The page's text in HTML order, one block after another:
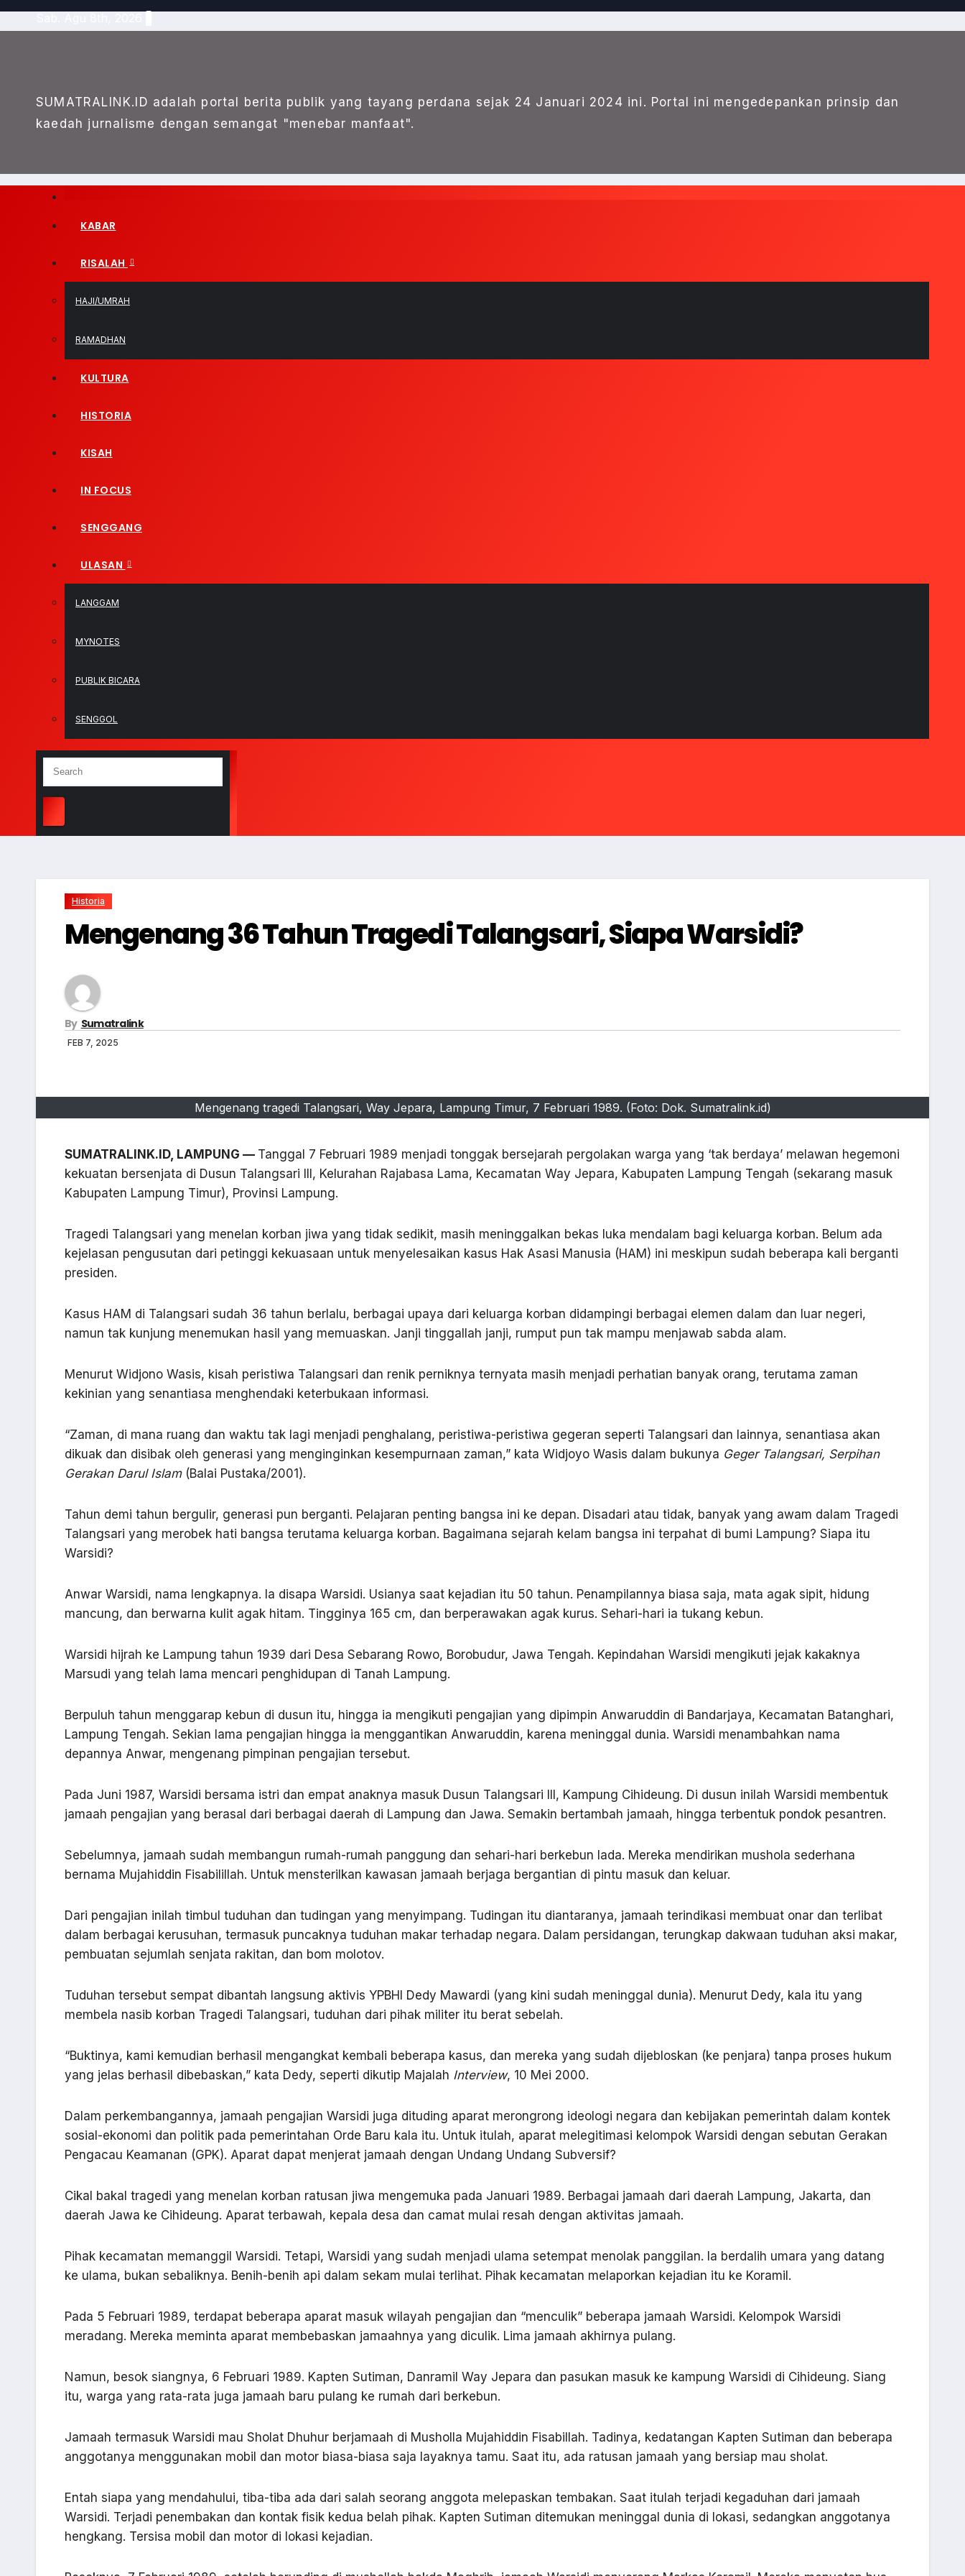
Skip
to
SUMATRALINK.ID adalah portal berita publik yang tayang perdana sejak 24 Januari 2024 ini. Portal ini mengedepankan prinsip dan
kaedah jurnalisme dengan semangat "menebar manfaat".
KABAR
RISALAH
HAJI/UMRAH
RAMADHAN
KULTURA
HISTORIA
KISAH
IN FOCUS
SENGGANG
ULASAN
LANGGAM
MYNOTES
PUBLIK BICARA
SENGGOL
Historia
Mengenang 36 Tahun Tragedi Talangsari, Siapa Warsidi?
By Sumatralink
FEB 7, 2025
Mengenang tragedi Talangsari, Way Jepara, Lampung Timur, 7 Februari 1989. (Foto: Dok. Sumatralink.id)
SUMATRALINK.ID, LAMPUNG — Tanggal 7 Februari 1989 menjadi tonggak bersejarah pergolakan warga yang ‘tak berdaya’ melawan hegemoni
kekuatan bersenjata di Dusun Talangsari III, Kelurahan Rajabasa Lama, Kecamatan Way Jepara, Kabupaten Lampung Tengah (sekarang masuk
Kabupaten Lampung Timur), Provinsi Lampung.
Tragedi Talangsari yang menelan korban jiwa yang tidak sedikit, masih meninggalkan bekas luka mendalam bagi keluarga korban. Belum ada
kejelasan pengusutan dari petinggi kekuasaan untuk menyelesaikan kasus Hak Asasi Manusia (HAM) ini meskipun sudah beberapa kali berganti
presiden.
Kasus HAM di Talangsari sudah 36 tahun berlalu, berbagai upaya dari keluarga korban didampingi berbagai elemen dalam dan luar negeri,
namun tak kunjung menemukan hasil yang memuaskan. Janji tinggallah janji, rumput pun tak mampu menjawab sabda alam.
Menurut Widjono Wasis, kisah peristiwa Talangsari dan renik perniknya ternyata masih menjadi perhatian banyak orang, terutama zaman
kekinian yang senantiasa menghendaki keterbukaan informasi.
“Zaman, di mana ruang dan waktu tak lagi menjadi penghalang, peristiwa-peristiwa gegeran seperti Talangsari dan lainnya, senantiasa akan
dikuak dan disibak oleh generasi yang menginginkan kesempurnaan zaman,” kata Widjoyo Wasis dalam bukunya Geger Talangsari, Serpihan
Gerakan Darul Islam(Balai Pustaka/2001).
Tahun demi tahun bergulir, generasi pun berganti. Pelajaran penting bangsa ini ke depan. Disadari atau tidak, banyak yang awam dalam Tragedi
Talangsari yang merobek hati bangsa terutama keluarga korban. Bagaimana sejarah kelam bangsa ini terpahat di bumi Lampung? Siapa itu
Warsidi?
Anwar Warsidi, nama lengkapnya. Ia disapa Warsidi. Usianya saat kejadian itu 50 tahun. Penampilannya biasa saja, mata agak sipit, hidung
mancung, dan berwarna kulit agak hitam. Tingginya 165 cm, dan berperawakan agak kurus. Sehari-hari ia tukang kebun.
Warsidi hijrah ke Lampung tahun 1939 dari Desa Sebarang Rowo, Borobudur, Jawa Tengah. Kepindahan Warsidi mengikuti jejak kakaknya
Marsudi yang telah lama mencari penghidupan di Tanah Lampung.
Berpuluh tahun menggarap kebun di dusun itu, hingga ia mengikuti pengajian yang dipimpin Anwaruddin di Bandarjaya, Kecamatan Batanghari,
Lampung Tengah. Sekian lama pengajian hingga ia menggantikan Anwaruddin, karena meninggal dunia. Warsidi menambahkan nama
depannya Anwar, mengenang pimpinan pengajian tersebut.
Pada Juni 1987, Warsidi bersama istri dan empat anaknya masuk Dusun Talangsari III, Kampung Cihideung. Di dusun inilah Warsidi membentuk
jamaah pengajian yang berasal dari berbagai daerah di Lampung dan Jawa. Semakin bertambah jamaah, hingga terbentuk pondok pesantren.
Sebelumnya, jamaah sudah membangun rumah-rumah panggung dan sehari-hari berkebun lada. Mereka mendirikan mushola sederhana
bernama Mujahiddin Fisabilillah. Untuk mensterilkan kawasan jamaah berjaga bergantian di pintu masuk dan keluar.
Dari pengajian inilah timbul tuduhan dan tudingan yang menyimpang. Tudingan itu diantaranya, jamaah terindikasi membuat onar dan terlibat
dalam berbagai kerusuhan, termasuk puncaknya tuduhan makar terhadap negara. Dalam persidangan, terungkap dakwaan tuduhan aksi makar,
pembuatan sejumlah senjata rakitan, dan bom molotov.
Tuduhan tersebut sempat dibantah langsung aktivis YPBHI Dedy Mawardi (yang kini sudah meninggal dunia). Menurut Dedy, kala itu yang
membela nasib korban Tragedi Talangsari, tuduhan dari pihak militer itu berat sebelah.
“Buktinya, kami kemudian berhasil mengangkat kembali beberapa kasus, dan mereka yang sudah dijebloskan (ke penjara) tanpa proses hukum
yang jelas berhasil dibebaskan,” kata Dedy, seperti dikutip Majalah Interview, 10 Mei 2000.
Dalam perkembangannya, jamaah pengajian Warsidi juga dituding aparat merongrong ideologi negara dan kebijakan pemerintah dalam kontek
sosial-ekonomi dan politik pada pemerintahan Orde Baru kala itu. Untuk itulah, aparat melegitimasi kelompok Warsidi dengan sebutan Gerakan
Pengacau Keamanan (GPK). Aparat dapat menjerat jamaah dengan Undang Undang Subversif?
Cikal bakal tragedi yang menelan korban ratusan jiwa mengemuka pada Januari 1989. Berbagai jamaah dari daerah Lampung, Jakarta, dan
daerah Jawa ke Cihideung. Aparat terbawah, kepala desa dan camat mulai resah dengan aktivitas jamaah.
Pihak kecamatan memanggil Warsidi. Tetapi, Warsidi yang sudah menjadi ulama setempat menolak panggilan. Ia berdalih umara yang datang
ke ulama, bukan sebaliknya. Benih-benih api dalam sekam mulai terlihat. Pihak kecamatan melaporkan kejadian itu ke Koramil.
Pada 5 Februari 1989, terdapat beberapa aparat masuk wilayah pengajian dan “menculik” beberapa jamaah Warsidi. Kelompok Warsidi
meradang. Mereka meminta aparat membebaskan jamaahnya yang diculik. Lima jamaah akhirnya pulang.
Namun, besok siangnya, 6 Februari 1989. Kapten Sutiman, Danramil Way Jepara dan pasukan masuk ke kampung Warsidi di Cihideung. Siang
itu, warga yang rata-rata juga jamaah baru pulang ke rumah dari berkebun.
Jamaah termasuk Warsidi mau Sholat Dhuhur berjamaah di Musholla Mujahiddin Fisabillah. Tadinya, kedatangan Kapten Sutiman dan beberapa
anggotanya menggunakan mobil dan motor biasa-biasa saja layaknya tamu. Saat itu, ada ratusan jamaah yang bersiap mau sholat.
Entah siapa yang mendahului, tiba-tiba ada dari salah seorang anggota melepaskan tembakan. Saat itulah terjadi kegaduhan dari jamaah
Warsidi. Terjadi penembakan dan kontak fisik kedua belah pihak. Kapten Sutiman ditemukan meninggal dunia di lokasi, sedangkan anggotanya
hengkang. Tersisa mobil dan motor di lokasi kejadian.